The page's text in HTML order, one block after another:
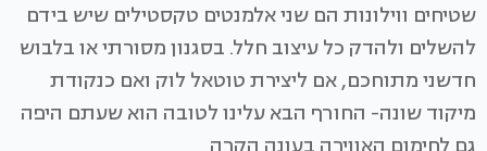
שטיחים ווילונות הם שני אלמנטים טקסטילים שיש בידם
להשלים ולהדק כל עיצוב חלל. בסגנון מסורתי או בלבוש
חדשני מתוחכם, אם ליצירת טוטאל לוק ואם כנקודת
מיקוד שונה- החורף הבא עלינו לטובה הוא שעתם היפה